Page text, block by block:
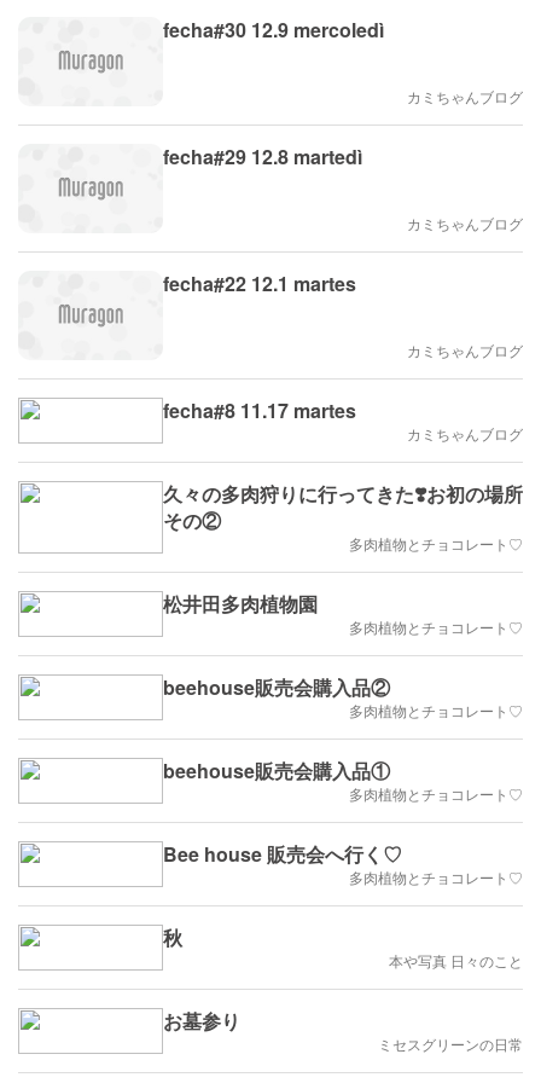
fecha#30 12.9 mercoledì
カミちゃんブログ
fecha#29 12.8 martedì
カミちゃんブログ
fecha#22 12.1 martes
カミちゃんブログ
fecha#8 11.17 martes
カミちゃんブログ
久々の多肉狩りに行ってきた❣️お初の場所
その②
多肉植物とチョコレート♡
松井田多肉植物園
多肉植物とチョコレート♡
beehouse販売会購入品②
多肉植物とチョコレート♡
beehouse販売会購入品①
多肉植物とチョコレート♡
Bee house 販売会へ行く♡
多肉植物とチョコレート♡
秋
本や写真 日々のこと
お墓参り
ミセスグリーンの日常